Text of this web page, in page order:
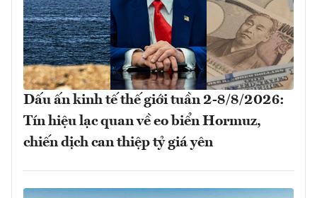
Dấu ấn kinh tế thế giới tuần 2-8/8/2026:
Tín hiệu lạc quan về eo biển Hormuz,
chiến dịch can thiệp tỷ giá yên